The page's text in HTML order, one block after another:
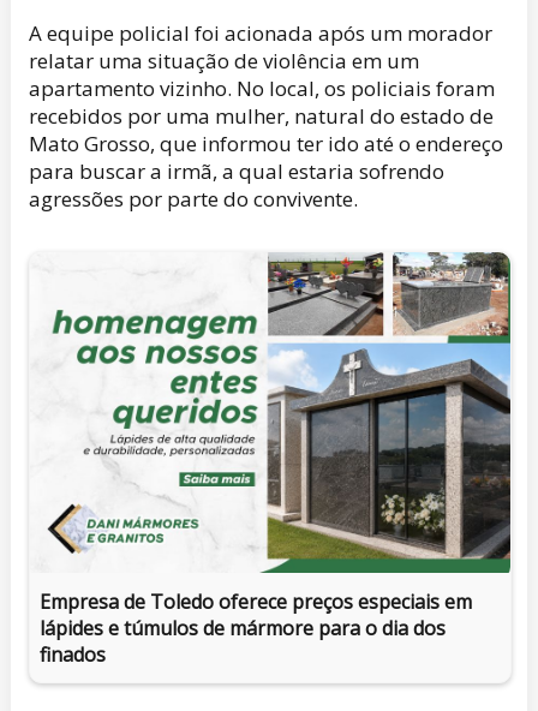
A equipe policial foi acionada após um morador
relatar uma situação de violência em um
apartamento vizinho. No local, os policiais foram
recebidos por uma mulher, natural do estado de
Mato Grosso, que informou ter ido até o endereço
para buscar a irmã, a qual estaria sofrendo
agressões por parte do convivente.
Empresa de Toledo oferece preços especiais em
lápides e túmulos de mármore para o dia dos
finados